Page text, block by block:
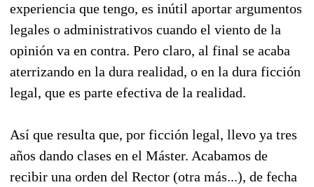
experiencia que tengo, es inútil aportar argumentos
legales o administrativos cuando el viento de la
opinión va en contra. Pero claro, al final se acaba
aterrizando en la dura realidad, o en la dura ficción
legal, que es parte efectiva de la realidad.
Así que resulta que, por ficción legal, llevo ya tres
años dando clases en el Máster. Acabamos de
recibir una orden del Rector (otra más...), de fecha